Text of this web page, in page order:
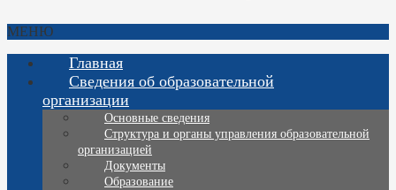
МЕНЮ
Главная
Сведения об образовательной
организации
Основные сведения
Структура и органы управления образовательной
организацией
Документы
Образование